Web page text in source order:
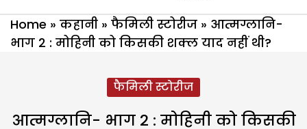
Home » कहानी » फैमिली स्टोरीज » आत्मग्लानि-
भाग 2 : मोहिनी को किसकी शक्ल याद नहीं थी?
फैमिली स्टोरीज
आत्मग्लानि- भाग 2 : मोहिनी को किसकी